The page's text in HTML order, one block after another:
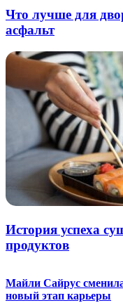
Что лучше для
асфальт
История успеха
продуктов
Майли Сайрус
новый этап карьеры